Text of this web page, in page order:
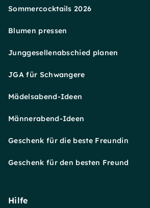
Sommercocktails 2026
Blumen pressen
Junggesellenabschied planen
JGA für Schwangere
Mädelsabend-Ideen
Männerabend-Ideen
Geschenk für die beste Freundin
Geschenk für den besten Freund
Hilfe